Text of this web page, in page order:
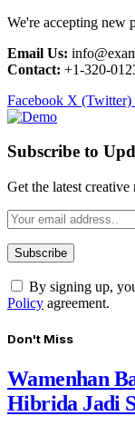
We're accepting new
Email Us:
Contact: +1-320-
Facebook X (Twitter)
Subscribe to
Get the latest
By signing up,
Policy agreement.
Don't Miss
Wamenhan
Hibrida Jadi